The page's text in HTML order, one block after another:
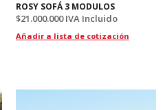
ROSY SOFÁ 3 MODULOS
$21.000.000IVA Incluido
Añadir a lista de cotización